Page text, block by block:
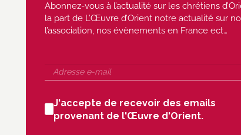
Abonnez-vous à l’actualité sur les chrétiens
la part de L’Œuvre d’Orient notre actualité sur
l’association, nos évènements en France ect…
J'accepte de recevoir des emails
provenant de l'Œuvre d'Orient.